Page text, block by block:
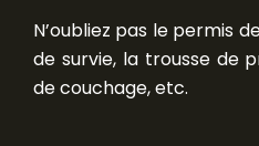
N’oubliez pas le permis
de survie, la trousse de
de couchage, etc.